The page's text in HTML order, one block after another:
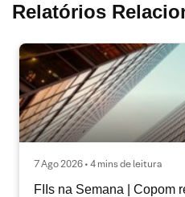
Relatórios
7 Ago 2026 • 4 mins de leitura
FIIs na Semana | Copom